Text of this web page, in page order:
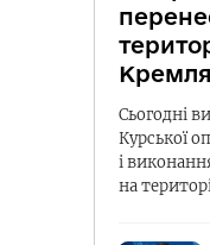
Кремля
Сьогодні
Курської
і
на